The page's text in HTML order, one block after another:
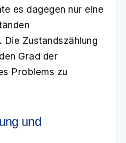
es dagegen nur eine
Zustandszählung
Grad der
Problems zu
und